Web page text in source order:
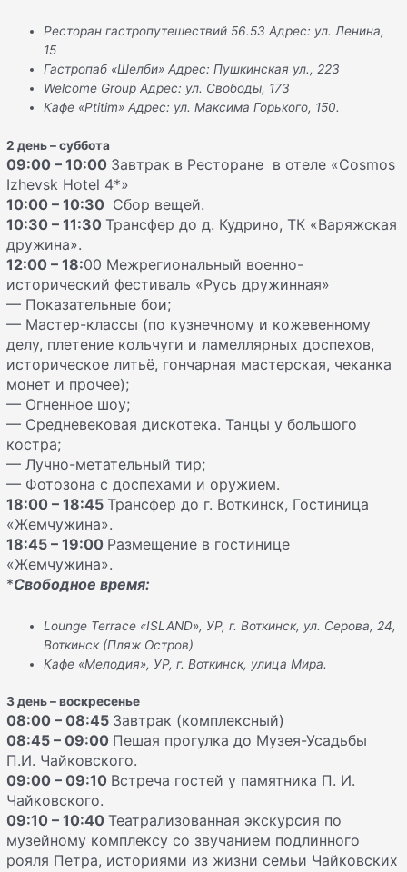
Ресторан гастропутешествий 56.53 Адрес: ул. Ленина,
15
Гастропаб «Шелби» Адрес: Пушкинская ул., 223
Welcome Group Адрес: ул. Свободы, 173
Кафе «Ptitim» Адрес: ул. Максима Горького, 150.
2 день – суббота
09:00 – 10:00 Завтрак в Ресторане в отеле «Cosmos
Izhevsk Hotel 4*»
10:00 – 10:30 Сбор вещей.
10:30 – 11:30Трансфер до д. Кудрино, ТК «Варяжская
дружина».
12:00 – 18:00 Межрегиональный военно-
исторический фестиваль «Русь дружинная»
— Показательные бои;
— Мастер-классы (по кузнечному и кожевенному
делу, плетение кольчуги и ламеллярных доспехов,
историческое литьё, гончарная мастерская, чеканка
монет и прочее);
— Огненное шоу;
— Средневековая дискотека. Танцы у большого
костра;
— Лучно-метательный тир;
— Фотозона с доспехами и оружием.
18:00 – 18:45Трансфер до г. Воткинск, Гостиница
«Жемчужина».
18:45 – 19:00 Размещение в гостинице
«Жемчужина».
*Свободное время:
Lounge Terrace «ISLAND», УР,г.Воткинск, ул. Серова, 24,
Воткинск (Пляж Остров)
Кафе «Мелодия», УР, г. Воткинск, улица Мира.
3 день – воскресенье
08:00 – 08:45 Завтрак (комплексный)
08:45 – 09:00 Пешая прогулка до Музея-Усадьбы
П.И. Чайковского.
09:00 – 09:10 Встреча гостей у памятника П. И.
Чайковского.
09:10 – 10:40Театрализованная экскурсия по
музейному комплексу со звучанием подлинного
рояля Петра, историями из жизни семьи Чайковских